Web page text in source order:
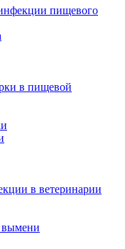
пищевого
в пищевой
в ветеринарии
вымени